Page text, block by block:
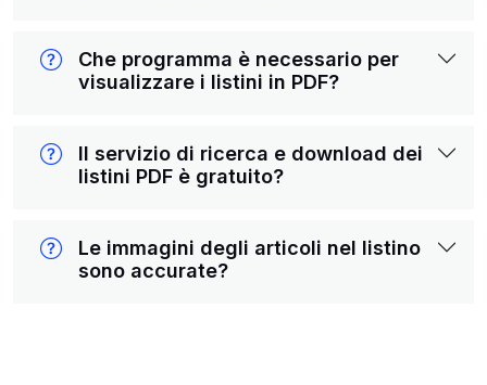
Che programma è necessario per
visualizzare i listini in PDF?
Il servizio di ricerca e download dei
listini PDF è gratuito?
Le immagini degli articoli nel listino
sono accurate?